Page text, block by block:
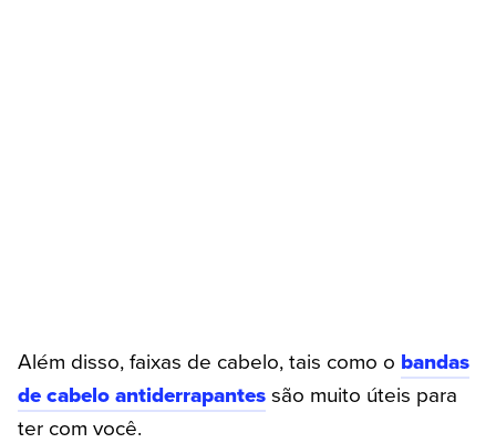
Além disso, faixas de cabelo, tais como o bandas
de cabelo antiderrapantessão muito úteis para
ter com você.